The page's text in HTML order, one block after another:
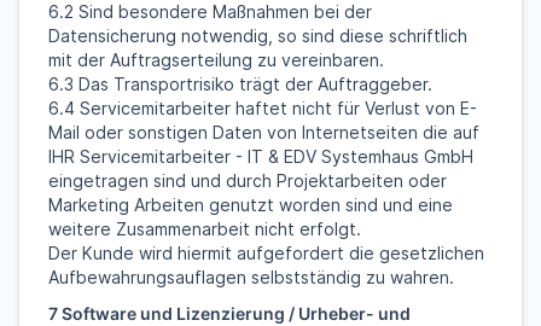
6.2 Sind besondere Maßnahmen bei der
Datensicherung notwendig, so sind diese schriftlich
mit der Auftragserteilung zu vereinbaren.
6.3 Das Transportrisiko trägt der Auftraggeber.
6.4 Servicemitarbeiter haftet nicht für Verlust von E-
Mail oder sonstigen Daten von Internetseiten die auf
IHR Servicemitarbeiter - IT & EDV Systemhaus GmbH
eingetragen sind und durch Projektarbeiten oder
Marketing Arbeiten genutzt worden sind und eine
weitere Zusammenarbeit nicht erfolgt.
Der Kunde wird hiermit aufgefordert die gesetzlichen
Aufbewahrungsauflagen selbstständig zu wahren.
7 Software und Lizenzierung / Urheber- und